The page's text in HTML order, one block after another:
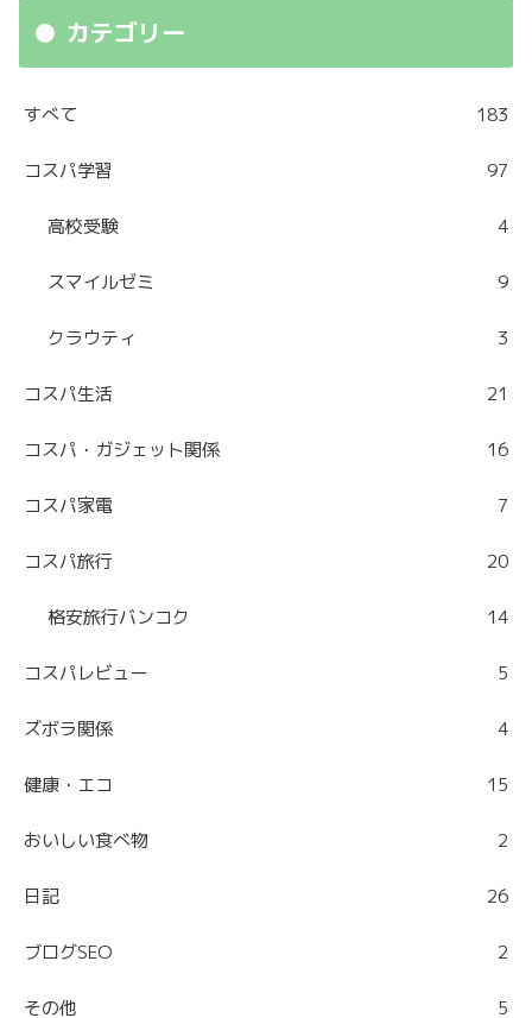
カテゴリー
すべて 183
コスパ学習 97
高校受験 4
スマイルゼミ 9
クラウティ 3
コスパ生活 21
コスパ・ガジェット関係 16
コスパ家電 7
コスパ旅行 20
格安旅行バンコク 14
コスパレビュー 5
ズボラ関係 4
健康・エコ 15
おいしい食べ物 2
日記 26
ブログSEO 2
その他 5